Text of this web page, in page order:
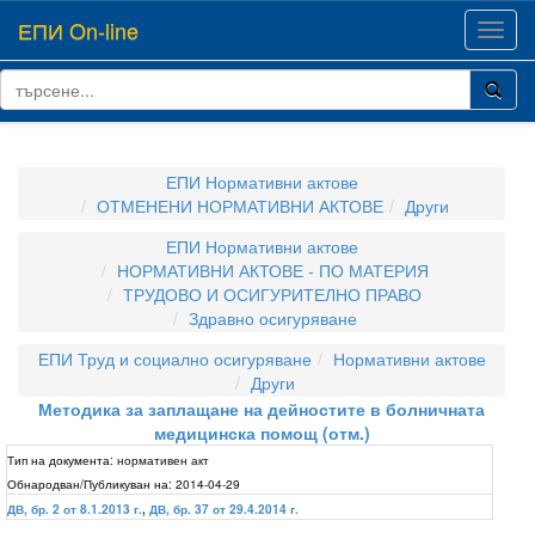
ЕПИ On-line
ЕПИ Нормативни актове
ОТМЕНЕНИ НОРМАТИВНИ АКТОВЕ
Други
ЕПИ Нормативни актове
НОРМАТИВНИ АКТОВЕ - ПО МАТЕРИЯ
ТРУДОВО И ОСИГУРИТЕЛНО ПРАВО
Здравно осигуряване
ЕПИ Труд и социално осигуряване
Нормативни актове
Други
Методика за заплащане на дейностите в болничната
медицинска помощ (отм.)
Тип на документа: нормативен акт
Обнародван/Публикуван на: 2014-04-29
ДВ, бр. 2 от 8.1.2013 г., ДВ, бр. 37 от 29.4.2014 г.